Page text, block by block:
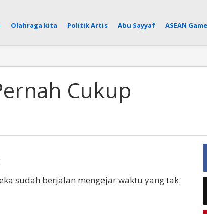
Olahraga kita Politik Artis Abu Sayyaf ASEAN
Cukup
sudah berjalan mengejar waktu yang tak